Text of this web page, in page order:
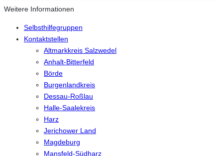
Weitere Informationen
Selbsthilfegruppen
Kontaktstellen
Altmarkkreis Salzwedel
Anhalt-Bitterfeld
Börde
Burgenlandkreis
Dessau-Roßlau
Halle-Saalekreis
Harz
Jerichower Land
Magdeburg
Mansfeld-Südharz